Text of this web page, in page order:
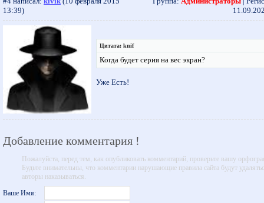
13:39)
Цитата: knif
Когда будет серия на вес экран?
Уже Есть!
Добавление комментария !
Пожалуйста, перед тем, как опубликовать комментарий, проверьте вашу
Будьте внимательны, что комментарии нарушающие правила сайта будут
авторы наказываться.
Ваше Имя: